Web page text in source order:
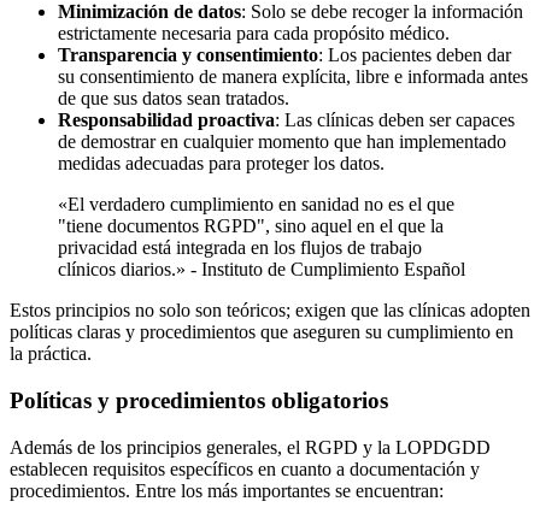
Minimización de datos: Solo se debe recoger la información
estrictamente necesaria para cada propósito médico.
Transparencia y consentimiento: Los pacientes deben dar
su consentimiento de manera explícita, libre e informada antes
de que sus datos sean tratados.
Responsabilidad proactiva: Las clínicas deben ser capaces
de demostrar en cualquier momento que han implementado
medidas adecuadas para proteger los datos.
«El verdadero cumplimiento en sanidad no es el que
"tiene documentos RGPD", sino aquel en el que la
privacidad está integrada en los flujos de trabajo
clínicos diarios.» - Instituto de Cumplimiento Español
Estos principios no solo son teóricos; exigen que las clínicas adopten
políticas claras y procedimientos que aseguren su cumplimiento en
la práctica.
Políticas y procedimientos obligatorios
Además de los principios generales, el RGPD y la LOPDGDD
establecen requisitos específicos en cuanto a documentación y
procedimientos. Entre los más importantes se encuentran: